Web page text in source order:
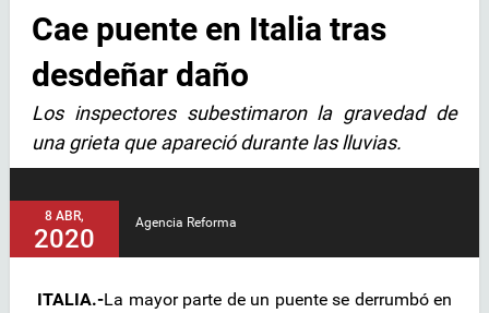
Cae puente en Italia tras
desdeñar daño
Los inspectores subestimaron la gravedad de
una grieta que apareció durante las lluvias.
8 ABR,
2020
Agencia Reforma
ITALIA.-La mayor parte de un puente se derrumbó en